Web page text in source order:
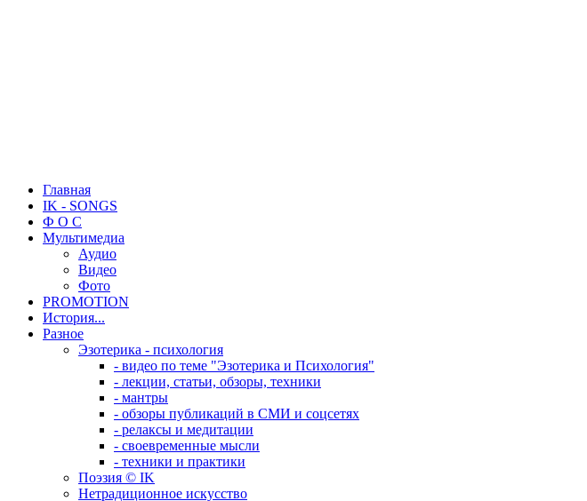
Главная
IK - SONGS
Ф О С
Мультимедиа
Аудио
Видео
Фото
PROMOTION
История...
Разное
Эзотерика - психология
- видео по теме "Эзотерика и Психология"
- лекции, статьи, обзоры, техники
- мантры
- обзоры публикаций в СМИ и соцсетях
- релаксы и медитации
- своевременные мысли
- техники и практики
Поэзия © IK
Нетрадиционное искусство